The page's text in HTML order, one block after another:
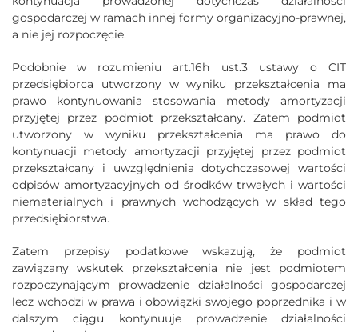
gospodarczej w ramach innej formy organizacyjno-prawnej,
a nie jej rozpoczęcie.
Podobnie w rozumieniu art.16h ust.3 ustawy o CIT
przedsiębiorca utworzony w wyniku przekształcenia ma
prawo kontynuowania stosowania metody amortyzacji
przyjętej przez podmiot przekształcany. Zatem podmiot
utworzony w wyniku przekształcenia ma prawo do
kontynuacji metody amortyzacji przyjętej przez podmiot
przekształcany i uwzględnienia dotychczasowej wartości
odpisów amortyzacyjnych od środków trwałych i wartości
niematerialnych i prawnych wchodzących w skład tego
przedsiębiorstwa.
Zatem przepisy podatkowe wskazują, że podmiot
zawiązany wskutek przekształcenia nie jest podmiotem
rozpoczynającym prowadzenie działalności gospodarczej
lecz wchodzi w prawa i obowiązki swojego poprzednika i w
dalszym ciągu kontynuuje prowadzenie działalności